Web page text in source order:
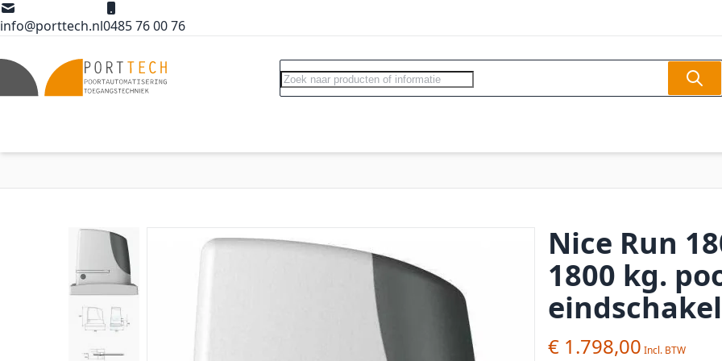
Ga naar de inhoud
info@porttech.nl0485 76 00 76
Search Search
Nice Run
1800 kg.
€ 1.798,00